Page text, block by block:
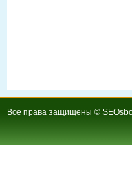
Все права защищены ©